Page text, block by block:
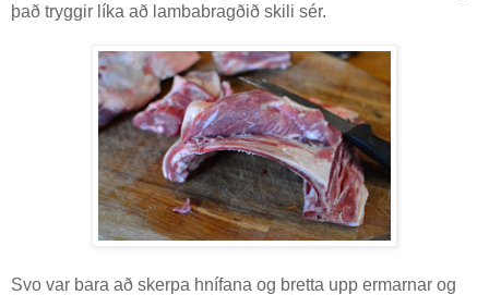
það tryggir líka að lambabragðið skili sér.
Svo var bara að skerpa hnífana og bretta upp ermarnar og